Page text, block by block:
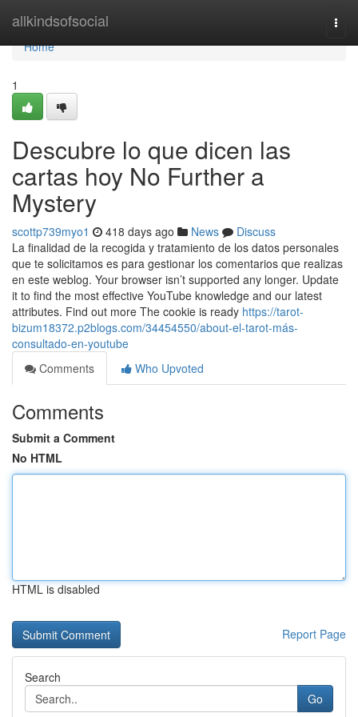
allkindsofsocial
Home
Home
1
Descubre lo que dicen las
cartas hoy No Further a
Mystery
scottp739myo1 418 days ago News
Discuss
La finalidad de la recogida y tratamiento de los datos personales
que te solicitamos es para gestionar los comentarios que realizas
en este weblog. Your browser isn’t supported any longer. Update
it to find the most effective YouTube knowledge and our latest
attributes. Find out more The cookie is ready https://tarot-
bizum18372.p2blogs.com/34454550/about-el-tarot-más-
consultado-en-youtube
Comments
Who Upvoted
Comments
Submit a Comment
No HTML
HTML is disabled
Report Page
Search
Go